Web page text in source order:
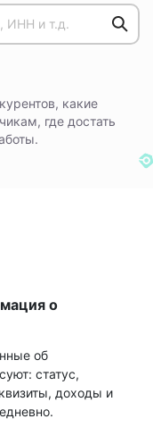
какие
где достать
о
об
статус,
доходы и